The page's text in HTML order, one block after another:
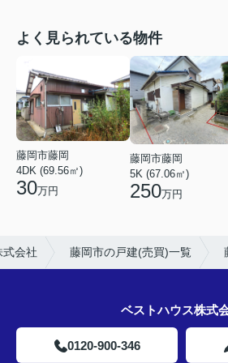
よく見られている物件
藤岡市藤岡
4DK (69.56㎡)
30万円
藤岡市藤岡
5K (67.06㎡)
250万円
会社 藤岡市の戸建(売買)一覧
ベストハウス株式
0120-900-346